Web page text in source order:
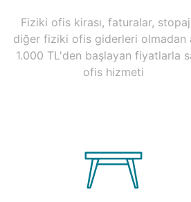
Fiziki ofis kirası, faturalar,
diğer fiziki ofis giderleri olmadan
1.000 TL'den başlayan fiyatlarla
ofis hizmeti